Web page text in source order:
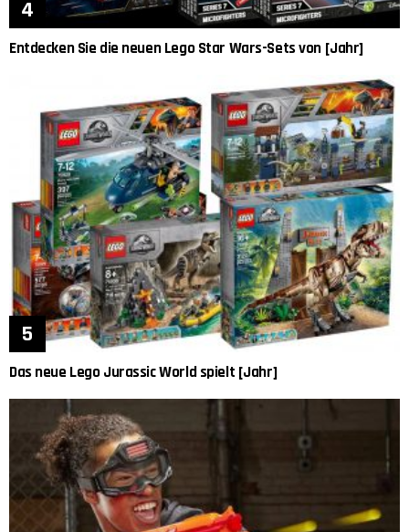
Entdecken Sie die neuen Lego Star Wars-Sets von [Jahr]
Das neue Lego Jurassic World spielt [Jahr]